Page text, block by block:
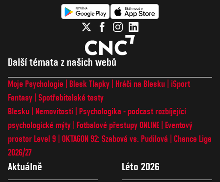
Další témata z našich webů
Moje Psychologie Blesk Tlapky Hráči na Blesku
iSport
Fantasy Spotřebitelské testy
Blesku
Nemovitosti
Psychologika - podcast rozbíjející
psychologické mýty
Fotbalové přestupy ONLINE
Eventový
prostor Level 9 OKTAGON 92: Szabová vs. Pudilová
Chance Liga
2026/27
Aktuálně Léto 2026